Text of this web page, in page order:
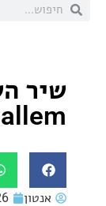
03/01/2026